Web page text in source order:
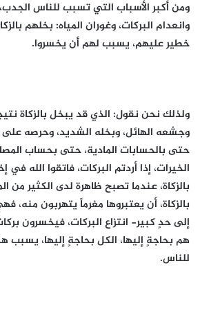
ومن أكبر الأسباب التي تسبب للناس الجدب،
وانعدام البركات، وغوران المياه: بخلهم
خطير عليهم، يسبب لهم أن يخسروا.
ولذلك نحن نقول: الذي قد يبخل بالزكاة
وجشعه الهائل، وبخله الشديد، وحرصه
حتى بالحسابات المادية، حتى بحساب
الخيرات، إذا أردتم البركات، فاتقوا الله في
بالزكاة، عندما تصبح ظاهرة لدى الكثير من
بالزكاة، أن يعتبروها مغرماً يتهربون
إلى حدٍ كبير- انتزاع البركات، فيخسرون
هم بحاجةٍ إليها، الكل بحاجةٍ إليها، يسبب
للناس.